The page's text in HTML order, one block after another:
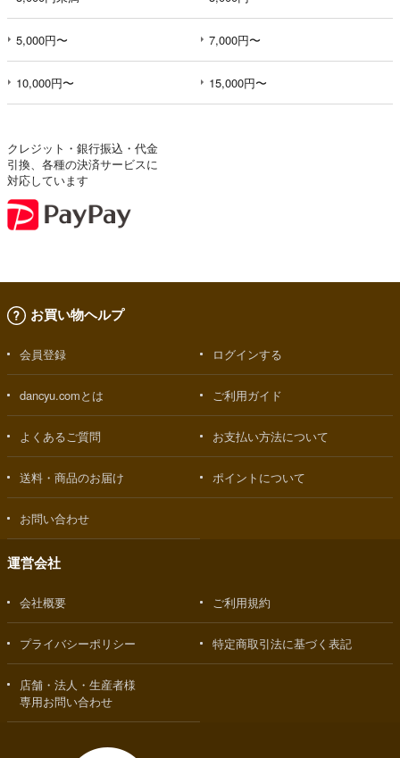
5,000円〜 7,000円〜
10,000円〜 15,000円〜
クレジット・銀行振込・代金
引換、各種の決済サービスに
対応しています
お買い物ヘルプ
会員登録 ログインする
dancyu.comとは ご利用ガイド
よくあるご質問 お支払い方法について
送料・商品のお届け ポイントについて
お問い合わせ
運営会社
会社概要 ご利用規約
プライバシーポリシー 特定商取引法に基づく表記
店舗・法人・生産者様
専用お問い合わせ